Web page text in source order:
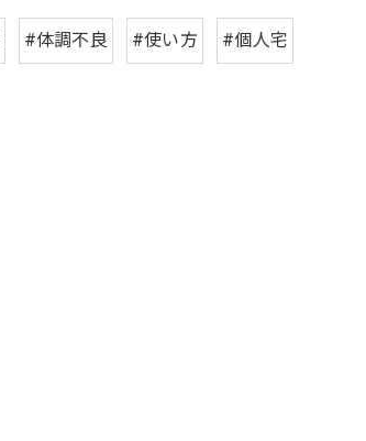
#体調不良 #使い方 #個人宅